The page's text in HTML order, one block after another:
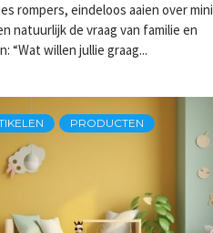
rompers, eindeloos aaien over mini
natuurlijk de vraag van familie en
“Wat willen jullie graag...
PRODUCTEN